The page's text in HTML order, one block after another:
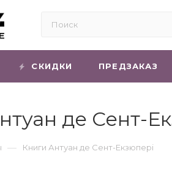
СКИДКИ ПРЕДЗАКАЗ
де Сент-
— Книги Антуан де Сент-Екзюпері